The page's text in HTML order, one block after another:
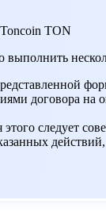
TON
выполнить
договора на
следует
действий,